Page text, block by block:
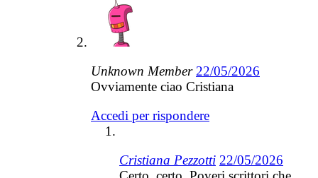
Unknown Member 22/05/2026
Ovviamente ciao Cristiana
Accedi per rispondere
Cristiana Pezzotti 22/05/2026